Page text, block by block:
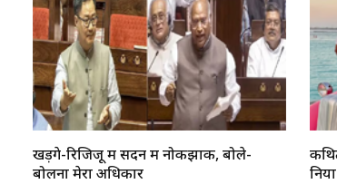
खड़गे-रिजिजू में सदन में नोकझोंक, बोले-
बोलना मेरा अधिकार